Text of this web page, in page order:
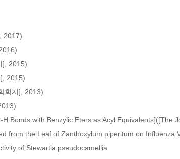
2017)
], 2015)
2015)
회지], 2013)
Bonds with Benzylic Eters as Acyl Equivalents]([The
from the Leaf of Zanthoxylum piperitum on Influenza
of Stewartia pseudocamellia